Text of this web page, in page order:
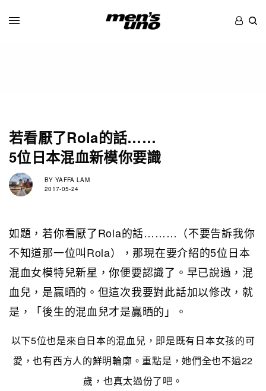
若看厭了Rola的話……
5位日本混血新模你要識
BY YAFFA LAM
2017-05-24
如題，若你看厭了Rola的話………（不要告訴我你
不知道那一位叫Rola），那現在要介紹的5位日本
混血女模特兒新星，你便要認識了。早已說過，混
血兒，是贏晒的。但這次我要對此話加以修改，就
是，「後生的混血兒才是贏晒的」。
以下5位也是來自日本的混血兒，即是既有日本女孩的可
愛，也有西方人的鮮明輪廓。重點是，她們全也不過22
歲，也真太過份了吧。